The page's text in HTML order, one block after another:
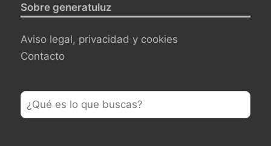
Sobre generatuluz
Aviso legal, privacidad y cookies
Contacto